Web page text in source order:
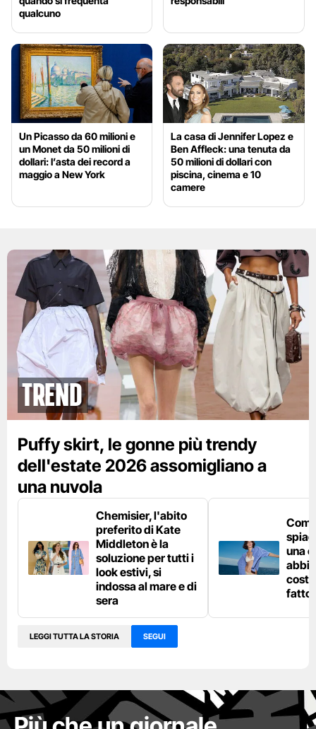
qualcuno
Un Picasso da 60 milioni e
un Monet da 50 milioni di
dollari: l’asta dei record a
maggio a New York
La casa di Jennifer Lopez e
Ben Affleck: una tenuta da
50 milioni di dollari con
piscina, cinema e 10
camere
Trend
Puffy skirt, le gonne più trendy
dell'estate 2026 assomigliano a
una nuvola
Chemisier, l'abito
preferito di Kate
Middleton è la
soluzione per tutti i
look estivi, si
indossa al mare e di
sera
una
fatto
LEGGI TUTTA LA STORIA SEGUI